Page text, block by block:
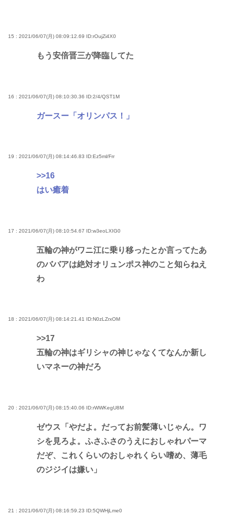
15 : 2021/06/07(月) 08:09:12.69 ID:rOujZi4X0
もう安倍晋三が降臨してた
16 : 2021/06/07(月) 08:10:30.36 ID:2/4/QST1M
ガースー「オリンパス！」
19 : 2021/06/07(月) 08:14:46.83 ID:Ez5ml/Frr
>>16
はい癒着
17 : 2021/06/07(月) 08:10:54.67 ID:w3eoLXIG0
五輪の神がワニ江に乗り移ったとか言ってたあ
のババアは絶対オリュンポス神のこと知らねえ
わ
18 : 2021/06/07(月) 08:14:21.41 ID:N0zLZrxOM
>>17
五輪の神はギリシャの神じゃなくてなんか新し
いマネーの神だろ
20 : 2021/06/07(月) 08:15:40.06 ID:rWWKegU8M
ゼウス「やだよ。だってお前髪薄いじゃん。ワ
シを見ろよ。ふさふさのうえにおしゃれパーマ
だぞ、これくらいのおしゃれくらい嗜め、薄毛
のジジイは嫌い」
21 : 2021/06/07(月) 08:16:59.23 ID:5QWHjLme0